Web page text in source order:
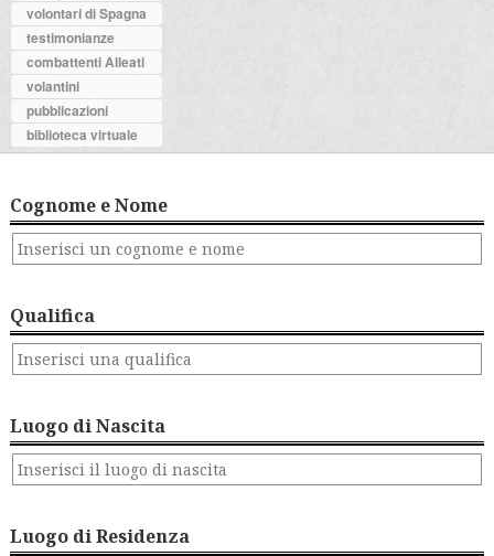
volontari di Spagna
testimonianze
combattenti Alleati
volantini
pubblicazioni
biblioteca virtuale
Cognome e Nome
Qualifica
Luogo di Nascita
Luogo di Residenza